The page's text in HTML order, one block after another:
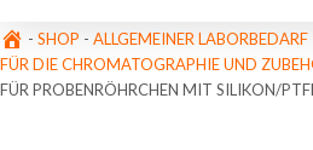
- SHOP - ALLGEMEINER LABORBEDARF
FÜR DIE CHROMATOGRAPHIE UND
FÜR PROBENRÖHRCHEN MIT SILIKON/